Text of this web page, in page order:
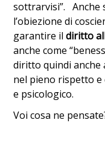
sottrarvisi”. Anche
l’obiezione di
garantire ildiritto
anche come
diritto quindi anche
nel pieno rispetto e
e psicologico.
Voi cosa ne